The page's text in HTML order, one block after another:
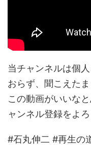
当チャンネルは個
おらず、聞こえた
この動画がいいな
ャンネル登録をよ
#石丸伸二 #再生の